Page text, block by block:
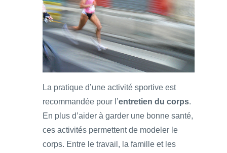
La pratique d’une activité sportive est
recommandée pour l’entretien du corps.
En plus d’aider à garder une bonne santé,
ces activités permettent de modeler le
corps. Entre le travail, la famille et les